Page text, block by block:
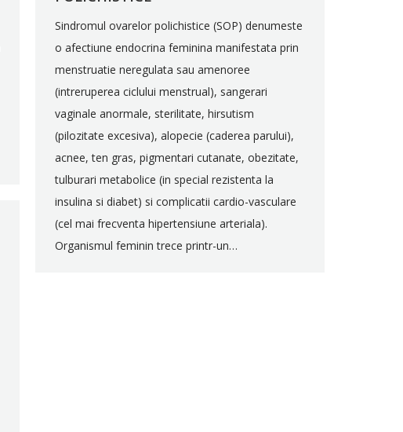
Sindromul ovarelor polichistice (SOP) denumeste
o afectiune endocrina feminina manifestata prin
menstruatie neregulata sau amenoree
(intreruperea ciclului menstrual), sangerari
vaginale anormale, sterilitate, hirsutism
(pilozitate excesiva), alopecie (caderea parului),
acnee, ten gras, pigmentari cutanate, obezitate,
tulburari metabolice (in special rezistenta la
insulina si diabet) si complicatii cardio-vasculare
(cel mai frecventa hipertensiune arteriala).
Organismul feminin trece printr-un…